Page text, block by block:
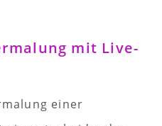
mit Live-
einer